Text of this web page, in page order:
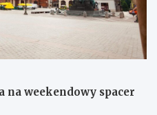
na weekendowy spacer